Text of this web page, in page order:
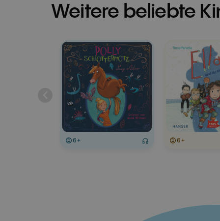
Weitere beliebte
6+ 6+